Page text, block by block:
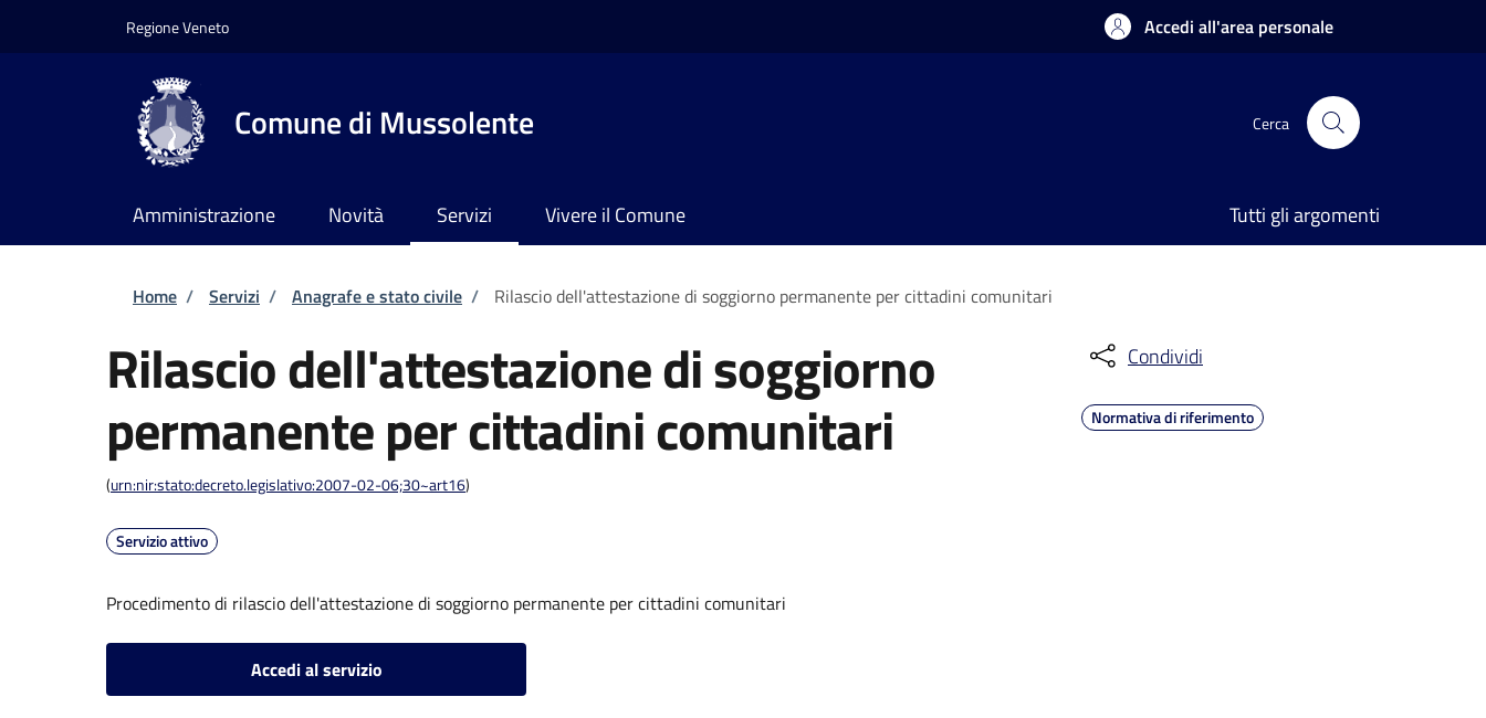
Regione Veneto Accedi all'area personale
Comune di Mussolente Cerca
Amministrazione Novità Servizi Vivere il Comune Tutti gli argomenti
Briciole di pane
Home / Servizi / Anagrafe e stato civile / Rilascio dell'attestazione di soggiorno permanente per cittadini comunitari
Rilascio dell'attestazione di soggiorno
permanente per cittadini comunitari
(urn:nir:stato:decreto.legislativo:2007-02-06;30~art16)
Servizio attivo
Procedimento di rilascio dell'attestazione di soggiorno permanente per cittadini comunitari
Accedi al servizio
Condividi
Normativa di riferimento